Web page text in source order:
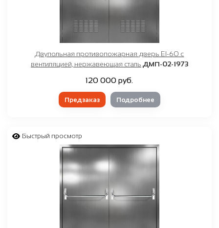
Двупольная противопожарная дверь EI-60 с
вентиляцией, нержавеющая сталь ДМП-02-1973
120 000 руб.
Предзаказ Подробнее
Быстрый просмотр